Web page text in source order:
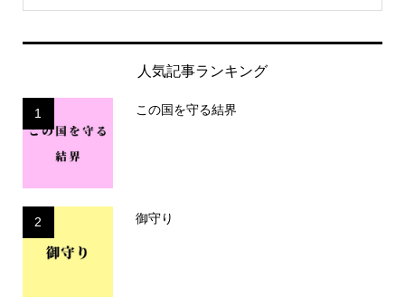
人気記事ランキング
1 この国を守る結界
2 御守り